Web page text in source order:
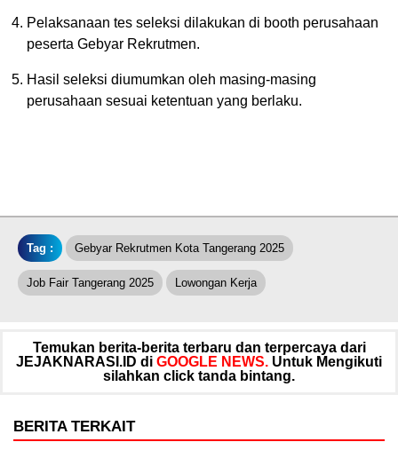
Pelaksanaan tes seleksi dilakukan di booth perusahaan
peserta Gebyar Rekrutmen.
Hasil seleksi diumumkan oleh masing-masing
perusahaan sesuai ketentuan yang berlaku.
Tag : Gebyar Rekrutmen Kota Tangerang 2025
Job Fair Tangerang 2025 Lowongan Kerja
Temukan berita-berita terbaru dan terpercaya dari
JEJAKNARASI.ID di GOOGLE NEWS. Untuk Mengikuti
silahkan click tanda bintang.
BERITA TERKAIT